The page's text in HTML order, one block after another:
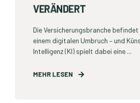
VERÄNDERT
Die Versicherungsbranche
einem digitalen Umbruch – und
Intelligenz (KI) spielt dabei eine ...
MEHR LESEN